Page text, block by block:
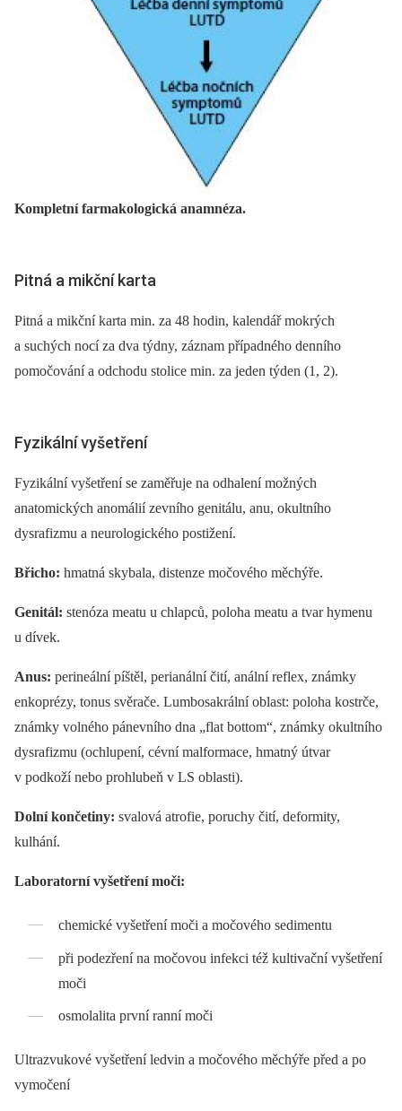
Kompletní farmakologická anamnéza.
Pitná a mikční karta
Pitná a mikční karta min. za 48 hodin, kalendář mokrých
a suchých nocí za dva týdny, záznam případného denního
pomočování a odchodu stolice min. za jeden týden (1, 2).
Fyzikální vyšetření
Fyzikální vyšetření se zaměřuje na odhalení možných
anatomických anomálií zevního genitálu, anu, okultního
dysrafizmu a neurologického postižení.
Břicho: hmatná skybala, distenze močového měchýře.
Genitál: stenóza meatu u chlapců, poloha meatu a tvar hymenu
u dívek.
Anus: perineální píštěl, perianální čití, anální reflex, známky
enkoprézy, tonus svěrače. Lumbosakrální oblast: poloha kostrče,
známky volného pánevního dna „flat bottom“, známky okultního
dysrafizmu (ochlupení, cévní malformace, hmatný útvar
v podkoží nebo prohlubeň v LS oblasti).
Dolní končetiny: svalová atrofie, poruchy čití, deformity,
kulhání.
Laboratorní vyšetření moči:
chemické vyšetření moči a močového sedimentu
při podezření na močovou infekci též kultivační vyšetření
moči
osmolalita první ranní moči
Ultrazvukové vyšetření ledvin a močového měchýře před a po
vymočení